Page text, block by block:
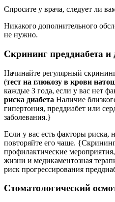
Спросите у врача, следует ли
Никакого дополнительного
не нужно.
Скрининг преддиабета и
Начинайте регулярный
(тест на глюкозу в крови
каждые 3 года, если у вас нет
риска диабета Наличие
гипертония, преддиабет или
заболевания.}
Если у вас есть факторы риска,
повторяйте его чаще.
профилактические
жизни и медикаментозная
риск прогрессирования
Стоматологический